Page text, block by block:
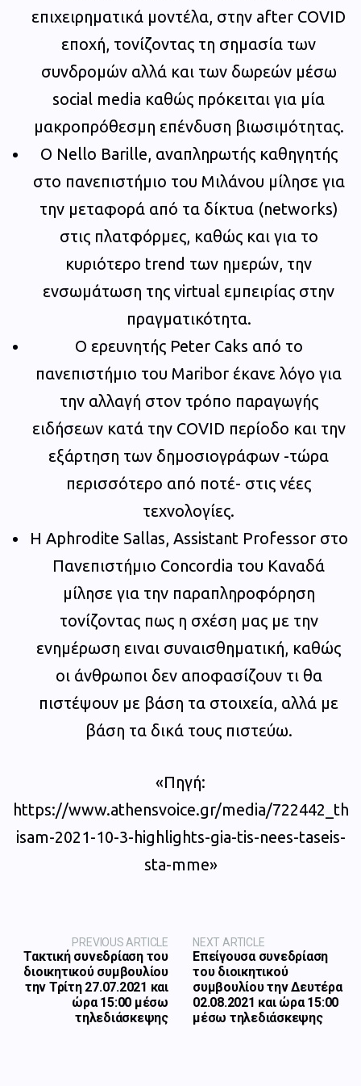
επιχειρηματικά μοντέλα, στην after COVID
εποχή, τονίζοντας τη σημασία των
συνδρομών αλλά και των δωρεών μέσω
social media καθώς πρόκειται για μία
μακροπρόθεσμη επένδυση βιωσιμότητας.
Ο Nello Barille, αναπληρωτής καθηγητής
στο πανεπιστήμιο του Μιλάνου μίλησε για
την μεταφορά από τα δίκτυα (networks)
στις πλατφόρμες, καθώς και για το
κυριότερο trend των ημερών, την
ενσωμάτωση της virtual εμπειρίας στην
πραγματικότητα.
Ο ερευνητής Peter Caks από το
πανεπιστήμιο του Maribor έκανε λόγο για
την αλλαγή στον τρόπο παραγωγής
ειδήσεων κατά την COVID περίοδο και την
εξάρτηση των δημοσιογράφων -τώρα
περισσότερο από ποτέ- στις νέες
τεχνολογίες.
Η Aphrodite Sallas, Assistant Professor στο
Πανεπιστήμιο Concordia του Καναδά
μίλησε για την παραπληροφόρηση
τονίζοντας πως η σχέση μας με την
ενημέρωση ειναι συναισθηματική, καθώς
οι άνθρωποι δεν αποφασίζουν τι θα
πιστέψουν με βάση τα στοιχεία, αλλά με
βάση τα δικά τους πιστεύω.
«Πηγή:
https://www.athensvoice.gr/media/722442_th
isam-2021-10-3-highlights-gia-tis-nees-taseis-
sta-mme»
PREVIOUS ARTICLE
Τακτική συνεδρίαση του
διοικητικού συμβουλίου
την Τρίτη 27.07.2021 και
ώρα 15:00 μέσω
τηλεδιάσκεψης
NEXT ARTICLE
Επείγουσα συνεδρίαση
του διοικητικού
συμβουλίου την Δευτέρα
02.08.2021 και ώρα 15:00
μέσω τηλεδιάσκεψης